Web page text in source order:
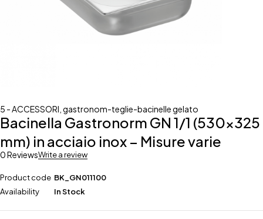
5 - ACCESSORI gastronom-teglie-bacinelle gelato
Bacinella Gastronorm GN 1/1 (530×325
mm) in acciaio inox – Misure varie
0 ReviewsWrite a review
Product code BK_GN011100
Availability
In Stock